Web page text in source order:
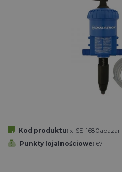
Kod produktu: x_SE-1680abazar
Punkty lojalnościowe: 67